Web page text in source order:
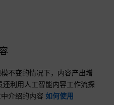
不变的情况下，内容产出增
利用人工智能内容工作流探
中介绍的内容如何使用